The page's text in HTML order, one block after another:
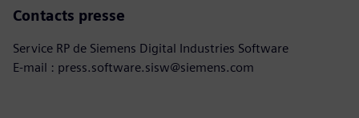
Contacts presse
Service RP de Siemens Digital Industries Software
E-mail : press.software.sisw@siemens.com